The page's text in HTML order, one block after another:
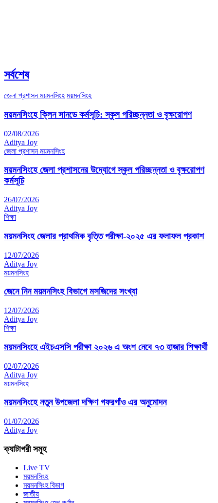
সর্বশেষ
জেলা প্রশাসন ময়মনসিংহ ময়মনসিংহ
ময়মনসিংহে ক্লিন সানডে কর্মসূচি: স্কুল পরিচ্ছন্নতা ও বৃক্ষরোপণ
02/08/2026
Aditya Joy
জেলা প্রশাসন ময়মনসিংহ
ময়মনসিংহে জেলা প্রশাসনের উদ্যোগে স্কুল পরিচ্ছন্নতা ও বৃক্ষরোপণ
কর্মসূচি
26/07/2026
Aditya Joy
শিক্ষা
ময়মনসিংহ জেলার প্রাথমিক বৃত্তি পরীক্ষা-২০২৫ এর ফলাফল প্রকাশ
12/07/2026
Aditya Joy
ময়মনসিংহ
জেনে নিন ময়মনসিংহ বিভাগে মসজিদের সংখ্যা
12/07/2026
Aditya Joy
শিক্ষা
ময়মনসিংহে এইচএসসি পরীক্ষা ২০২৬ এ অংশ নেবে ৭৩ হাজার শিক্ষার্থী
02/07/2026
Aditya Joy
ময়মনসিংহ
ময়মনসিংহে নতুন উপজেলা দক্ষিণ গফরগাঁও এর অনুমোদন
01/07/2026
Aditya Joy
ক্যাটাগরী সমূহ
Live TV
ময়মনসিংহ
ময়মনসিংহ বিভাগ
জাতীয়